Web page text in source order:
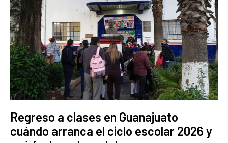
Regreso a clases en Guanajuato
cuándo arranca el ciclo escolar 2026 y